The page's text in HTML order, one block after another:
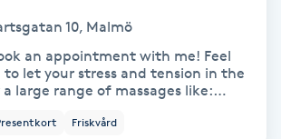
10, Malmö
an appointment with me! Feel
to let your stress and tension in the
large range of massages like:
cuppings, lymphatic drainage,
Friskvård